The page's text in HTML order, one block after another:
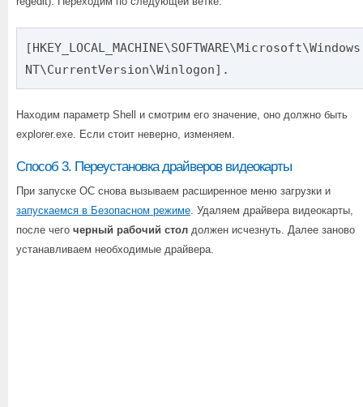
[HKEY_LOCAL_MACHINE\SOFTWARE\Microsoft\Windows
NT\CurrentVersion\Winlogon].
Находим параметр Shell и смотрим его значение, оно должно быть
explorer.exe. Если стоит неверно, изменяем.
Способ 3. Переустановка драйверов видеокарты
При запуске ОС снова вызываем расширенное меню загрузки и
запускаемся в Безопасном режиме. Удаляем драйвера видеокарты,
после чего черный рабочий стол должен исчезнуть. Далее заново
устанавливаем необходимые драйвера.